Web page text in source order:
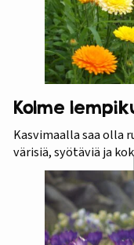
Kolme
Kasvimaalla saa olla
värisiä, syötäviä ja